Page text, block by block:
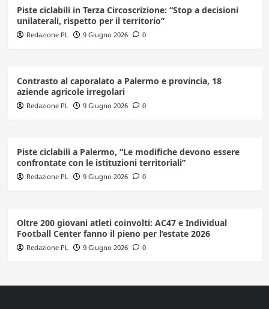
Piste ciclabili in Terza Circoscrizione: “Stop a decisioni
unilaterali, rispetto per il territorio”
Redazione PL 9 Giugno 2026 0
Contrasto al caporalato a Palermo e provincia, 18
aziende agricole irregolari
Redazione PL 9 Giugno 2026 0
Piste ciclabili a Palermo, “Le modifiche devono essere
confrontate con le istituzioni territoriali”
Redazione PL 9 Giugno 2026 0
Oltre 200 giovani atleti coinvolti: AC47 e Individual
Football Center fanno il pieno per l’estate 2026
Redazione PL 9 Giugno 2026 0